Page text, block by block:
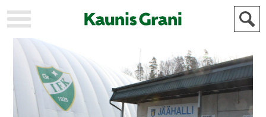
AJANKOHTAISTA
AKTUELLT
URHEILU
IDROTT
KULTTUURI
KULTUR